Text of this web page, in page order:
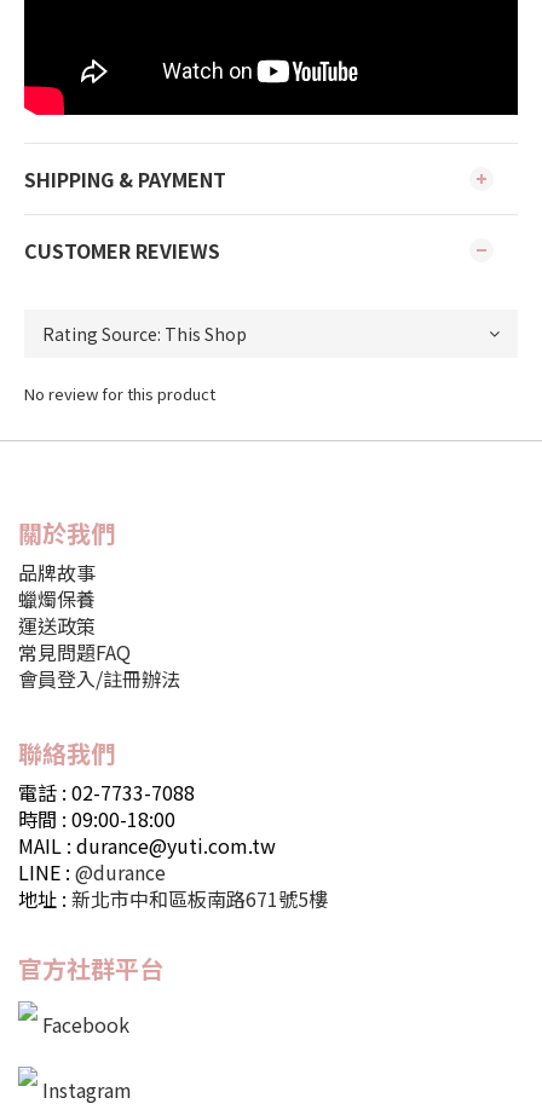
SHIPPING & PAYMENT
CUSTOMER REVIEWS
No review for this product
關於我們
品牌故事
蠟燭保養
運送政策
常見問題FAQ
會員登入/註冊辦法
聯絡我們
電話 : 02-7733-7088
時間 : 09:00-18:00
MAIL : durance@yuti.com.tw
LINE : @durance
地址 : 新北市中和區板南路671號5樓
官方社群平台
Facebook
Instagram